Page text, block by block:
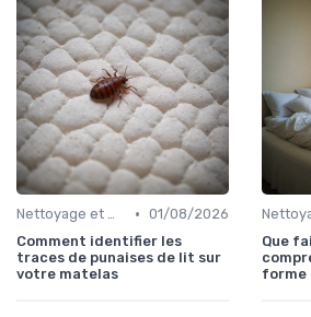
Nettoyage et maintenance • 01/08/2026
Comment identifier les
traces de punaises de lit sur
votre matelas
Que
forme